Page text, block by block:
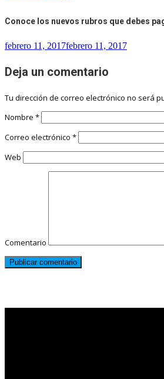
Conoce los nuevos rubros que debes
febrero 11, 2017febrero 11, 2017
Deja un comentario
Tu dirección de correo electrónico no será
Nombre *
Correo electrónico *
Web
Comentario